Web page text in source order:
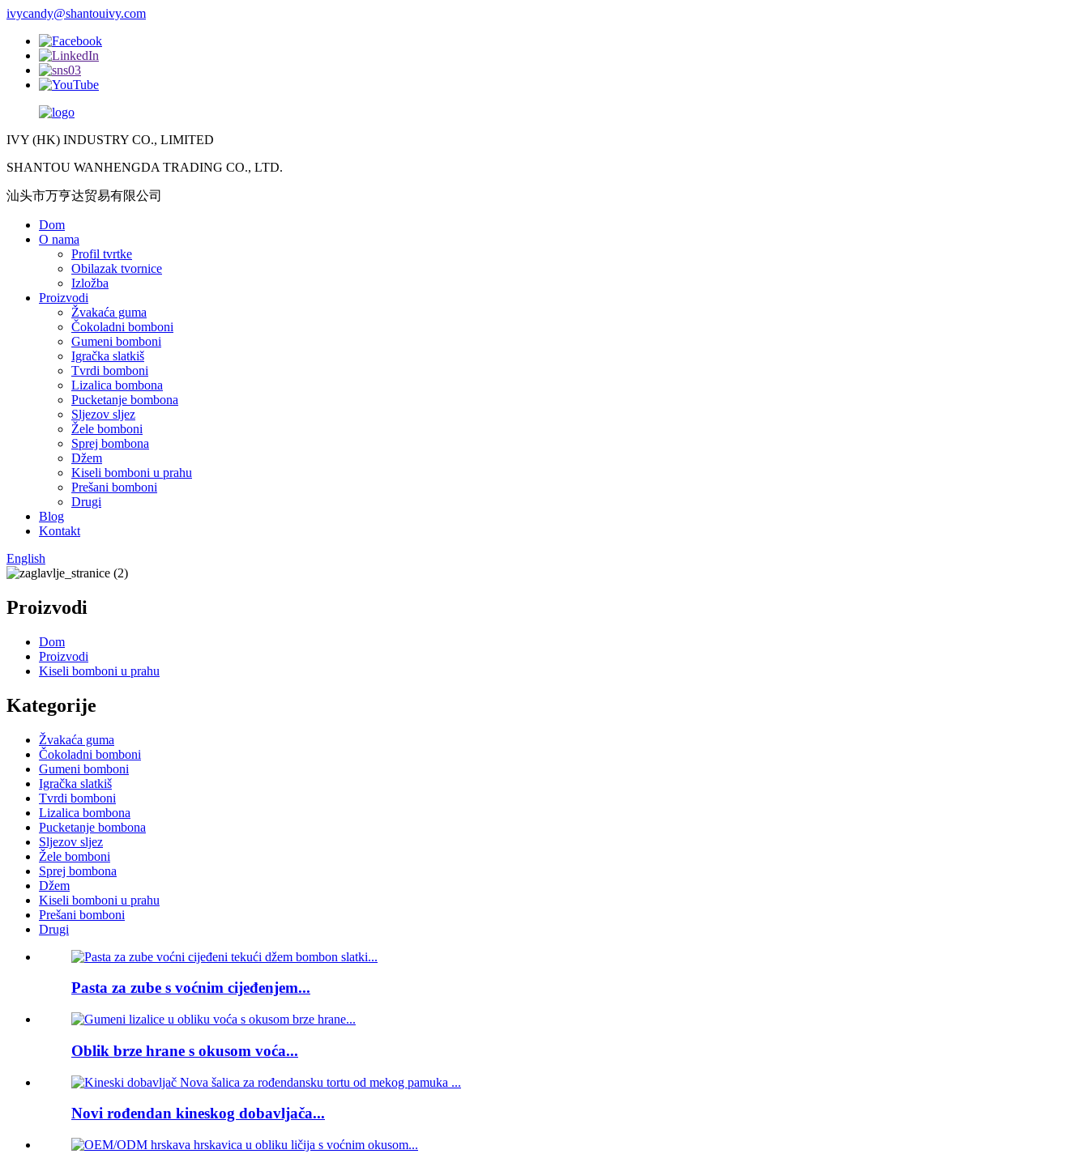
ivycandy@shantouivy.com
IVY (HK) INDUSTRY CO., LIMITED
SHANTOU WANHENGDA TRADING CO., LTD.
汕头市万亨达贸易有限公司
Dom
O nama
Profil tvrtke
Obilazak tvornice
Izložba
Proizvodi
Žvakaća guma
Čokoladni bomboni
Gumeni bomboni
Igračka slatkiš
Tvrdi bomboni
Lizalica bombona
Pucketanje bombona
Sljezov sljez
Žele bomboni
Sprej bombona
Džem
Kiseli bomboni u prahu
Prešani bomboni
Drugi
Blog
Kontakt
English
Proizvodi
Dom
Proizvodi
Kiseli bomboni u prahu
Kategorije
Žvakaća guma
Čokoladni bomboni
Gumeni bomboni
Igračka slatkiš
Tvrdi bomboni
Lizalica bombona
Pucketanje bombona
Sljezov sljez
Žele bomboni
Sprej bombona
Džem
Kiseli bomboni u prahu
Prešani bomboni
Drugi
Pasta za zube s voćnim cijeđenjem...
Oblik brze hrane s okusom voća...
Novi rođendan kineskog dobavljača...